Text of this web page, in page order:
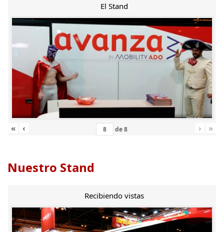
El Stand
« ‹ de8 › »
Nuestro Stand
Recibiendo vistas